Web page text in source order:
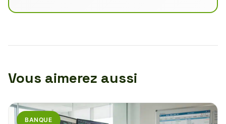
Vous aimerez aussi
BANQUE